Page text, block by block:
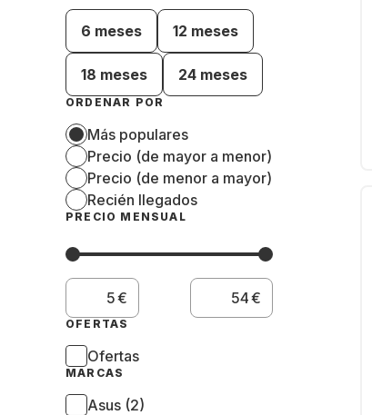
6 meses 12 meses
18 meses 24 meses
ORDENAR POR
Más populares
Precio (de mayor a menor)
Precio (de menor a mayor)
Recién llegados
PRECIO MENSUAL
€ €
OFERTAS
Ofertas
MARCAS
Asus (2)